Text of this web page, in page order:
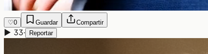
♡0 Guardar Compartir
▶ 33· Reportar